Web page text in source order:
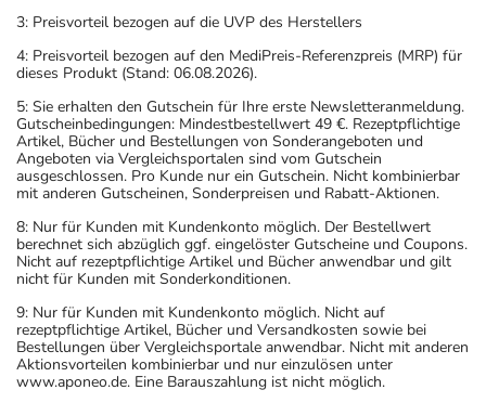
3: Preisvorteil bezogen auf die UVP des Herstellers
4: Preisvorteil bezogen auf den MediPreis-Referenzpreis (MRP) für
dieses Produkt (Stand: 06.08.2026).
5: Sie erhalten den Gutschein für Ihre erste Newsletteranmeldung.
Gutscheinbedingungen: Mindestbestellwert 49 €. Rezeptpflichtige
Artikel, Bücher und Bestellungen von Sonderangeboten und
Angeboten via Vergleichsportalen sind vom Gutschein
ausgeschlossen. Pro Kunde nur ein Gutschein. Nicht kombinierbar
mit anderen Gutscheinen, Sonderpreisen und Rabatt-Aktionen.
8: Nur für Kunden mit Kundenkonto möglich. Der Bestellwert
berechnet sich abzüglich ggf. eingelöster Gutscheine und Coupons.
Nicht auf rezeptpflichtige Artikel und Bücher anwendbar und gilt
nicht für Kunden mit Sonderkonditionen.
9: Nur für Kunden mit Kundenkonto möglich. Nicht auf
rezeptpflichtige Artikel, Bücher und Versandkosten sowie bei
Bestellungen über Vergleichsportale anwendbar. Nicht mit anderen
Aktionsvorteilen kombinierbar und nur einzulösen unter
www.aponeo.de. Eine Barauszahlung ist nicht möglich.